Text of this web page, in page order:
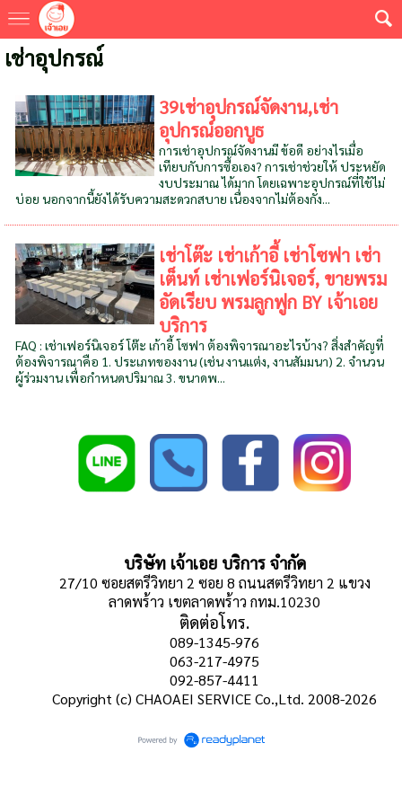
เช่าอุปกรณ์
39เช่าอุปกรณ์จัดงาน,เช่า
อุปกรณ์ออกบูธ
การเช่าอุปกรณ์จัดงานมี ข้อดี อย่างไรเมื่อ
เทียบกับการซื้อเอง? การเช่าช่วยให้ ประหยัด
งบประมาณ ได้มาก โดยเฉพาะอุปกรณ์ที่ใช้ไม่
บ่อย นอกจากนี้ยังได้รับความสะดวกสบาย เนื่องจากไม่ต้องกัง...
เช่าโต๊ะ เช่าเก้าอี้ เช่าโซฟา เช่า
เต็นท์ เช่าเฟอร์นิเจอร์, ขายพรม
อัดเรียบ พรมลูกฟูก BY เจ้าเอย
บริการ
FAQ : เช่าเฟอร์นิเจอร์ โต๊ะ เก้าอี้ โซฟา ต้องพิจารณาอะไรบ้าง? สิ่งสำคัญที่
ต้องพิจารณาคือ 1. ประเภทของงาน (เช่น งานแต่ง, งานสัมมนา) 2. จำนวน
ผู้ร่วมงาน เพื่อกำหนดปริมาณ 3. ขนาดพ...
บริษัท เจ้าเอย บริการ จำกัด
27/10 ซอยสตรีวิทยา 2 ซอย 8 ถนนสตรีวิทยา 2 แขวง
ลาดพร้าว เขตลาดพร้าว กทม.10230
ติดต่อโทร.
089-1345-976
063-217-4975
092-857-4411
Copyright (c) CHAOAEI SERVICE Co.,Ltd. 2008-2026